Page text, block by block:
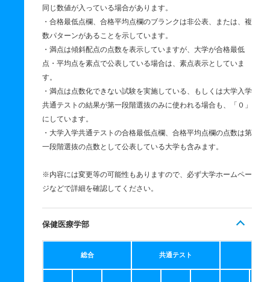
同じ数値が入っている場合があります。
・合格最低点欄、合格平均点欄のブランクは非公表、または、複
数パターンがあることを示しています。
・満点は傾斜配点の点数を表示していますが、大学が合格最低
点・平均点を素点で公表している場合は、素点表示としていま
す。
・満点は点数化できない試験を実施している、もしくは大学入学
共通テストの結果が第一段階選抜のみに使われる場合も、「０」
にしています。
・大学入学共通テストの合格最低点欄、合格平均点欄の点数は第
一段階選抜の点数として公表している大学も含みます。
※内容には変更等の可能性もありますので、必ず大学ホームペー
ジなどで詳細を確認してください。
保健医療学部
総合 共通テスト